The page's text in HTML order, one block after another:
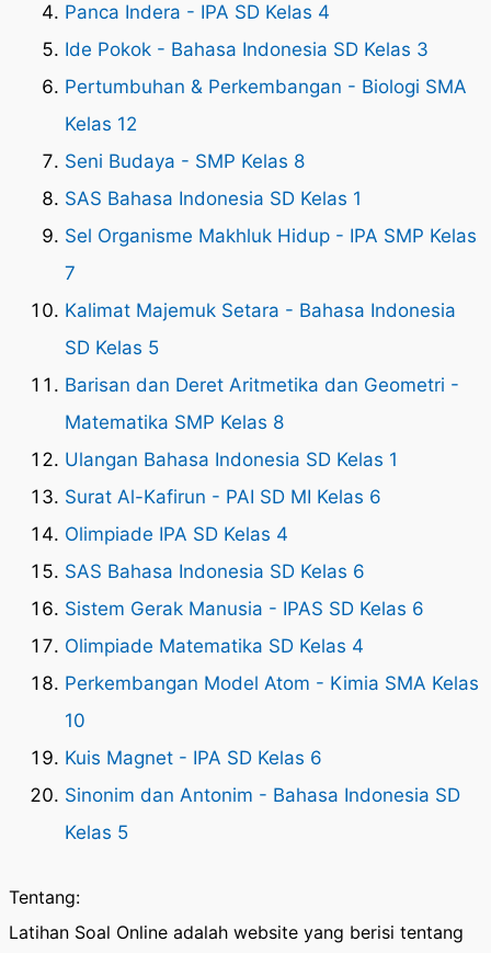
Panca Indera - IPA SD Kelas 4
Ide Pokok - Bahasa Indonesia SD Kelas 3
Pertumbuhan & Perkembangan - Biologi SMA
Kelas 12
Seni Budaya - SMP Kelas 8
SAS Bahasa Indonesia SD Kelas 1
Sel Organisme Makhluk Hidup - IPA SMP Kelas
7
Kalimat Majemuk Setara - Bahasa Indonesia
SD Kelas 5
Barisan dan Deret Aritmetika dan Geometri -
Matematika SMP Kelas 8
Ulangan Bahasa Indonesia SD Kelas 1
Surat Al-Kafirun - PAI SD MI Kelas 6
Olimpiade IPA SD Kelas 4
SAS Bahasa Indonesia SD Kelas 6
Sistem Gerak Manusia - IPAS SD Kelas 6
Olimpiade Matematika SD Kelas 4
Perkembangan Model Atom - Kimia SMA Kelas
10
Kuis Magnet - IPA SD Kelas 6
Sinonim dan Antonim - Bahasa Indonesia SD
Kelas 5
Tentang:
Latihan Soal Online adalah website yang berisi tentang